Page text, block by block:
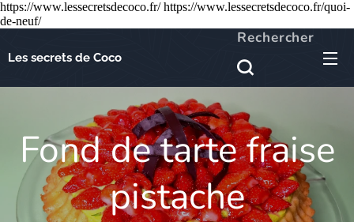
https://www.lessecretsdecoco.fr/ https://www.lessecretsdecoco.fr/quoi-
de-neuf/
Les secrets de Coco
Rechercher
Fond de tarte fraise
pistache